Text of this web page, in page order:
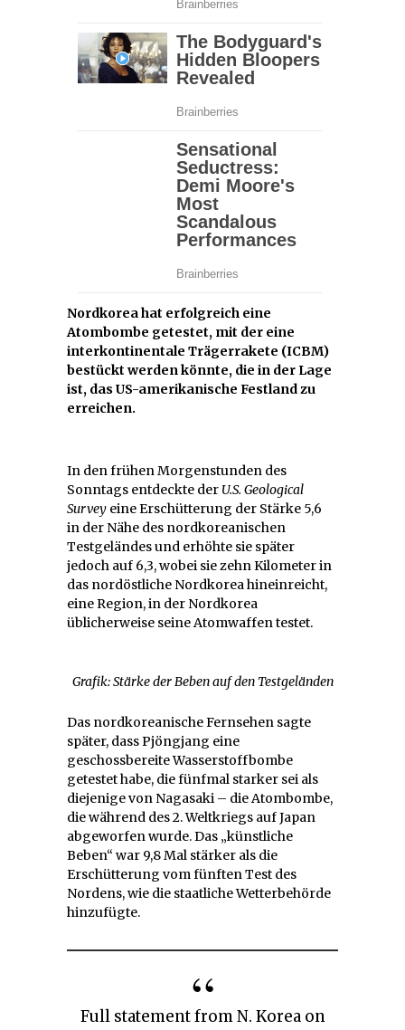
Nordkorea hat erfolgreich eine
Atombombe getestet, mit der eine
interkontinentale Trägerrakete (ICBM)
bestückt werden könnte, die in der Lage
ist, das US-amerikanische Festland zu
erreichen.
In den frühen Morgenstunden des
Sonntags entdeckte der U.S. Geological
Survey eine Erschütterung der Stärke 5,6
in der Nähe des nordkoreanischen
Testgeländes und erhöhte sie später
jedoch auf 6,3, wobei sie zehn Kilometer in
das nordöstliche Nordkorea hineinreicht,
eine Region, in der Nordkorea
üblicherweise seine Atomwaffen testet.
Grafik: Stärke der Beben auf den Testgeländen
Das nordkoreanische Fernsehen sagte
später, dass Pjöngjang eine
geschossbereite Wasserstoffbombe
getestet habe, die fünfmal starker sei als
diejenige von Nagasaki – die Atombombe,
die während des 2. Weltkriegs auf Japan
abgeworfen wurde. Das „künstliche
Beben“ war 9,8 Mal stärker als die
Erschütterung vom fünften Test des
Nordens, wie die staatliche Wetterbehörde
hinzufügte.
Full statement from N. Korea on